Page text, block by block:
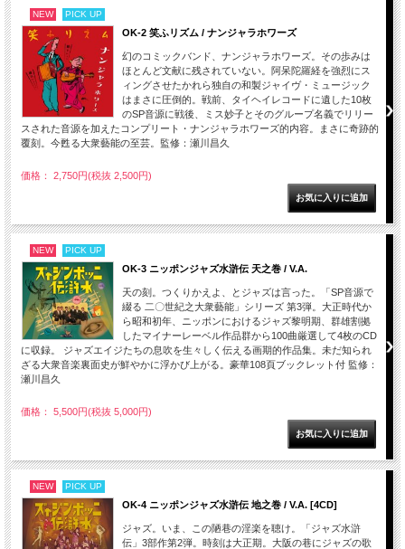
NEW PICK UP
OK-2 笑ふリズム / ナンジャラホワーズ
幻のコミックバンド、ナンジャラホワーズ。その歩みは
ほとんど文献に残されていない。阿呆陀羅経を強烈にス
ィングさせたかれら独自の和製ジャイヴ・ミュージック
はまさに圧倒的。戦前、タイヘイレコードに遺した10枚
のSP音源に戦後、ミス妙子とそのグループ名義でリリー
スされた音源を加えたコンプリート・ナンジャラホワーズ的内容。まさに奇跡的
覆刻。今甦る大衆藝能の至芸。監修：瀬川昌久
価格： 2,750円(税抜 2,500円)
NEW PICK UP
OK-3 ニッポンジャズ水滸伝 天之巻 / V.A.
天の刻。つくりかえよ、とジャズは言った。「SP音源で
綴る 二〇世紀之大衆藝能」シリーズ 第3弾。大正時代か
ら昭和初年、ニッポンにおけるジャズ黎明期、群雄割拠
したマイナーレーベル作品群から100曲厳選して4枚のCD
に収録。 ジャズエイジたちの息吹を生々しく伝える画期的作品集。未だ知られ
ざる大衆音楽裏面史が鮮やかに浮かび上がる。豪華108頁ブックレット付 監修：
瀬川昌久
価格： 5,500円(税抜 5,000円)
NEW PICK UP
OK-4 ニッポンジャズ水滸伝 地之巻 / V.A. [4CD]
ジャズ。いま、この陋巷の淫楽を聴け。「ジャズ水滸
伝」3部作第2弾。時刻は大正期。大阪の巷にジャズの歌